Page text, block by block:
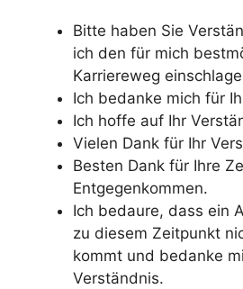
Bitte haben Sie
ich den für mich
Karriereweg
Ich bedanke mich für
Ich hoffe auf Ihr
Vielen Dank für Ihr
Besten Dank für Ihre
Entgegenkommen.
Ich bedaure, dass ein
zu diesem Zeitpunkt
kommt und bedanke
Verständnis.